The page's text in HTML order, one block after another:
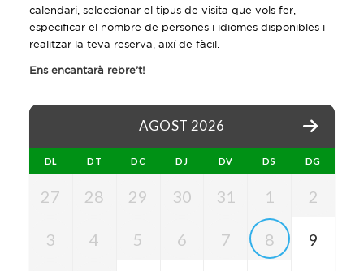
calendari, seleccionar el tipus de visita que vols fer,
especificar el nombre de persones i idiomes disponibles i
realitzar la teva reserva, així de fàcil.
Ens encantarà rebre’t!
AGOST 2026
DL DT DC DJ DV DS DG
27 28 29 30 31 1 2
3 4 5 6 7 8 9